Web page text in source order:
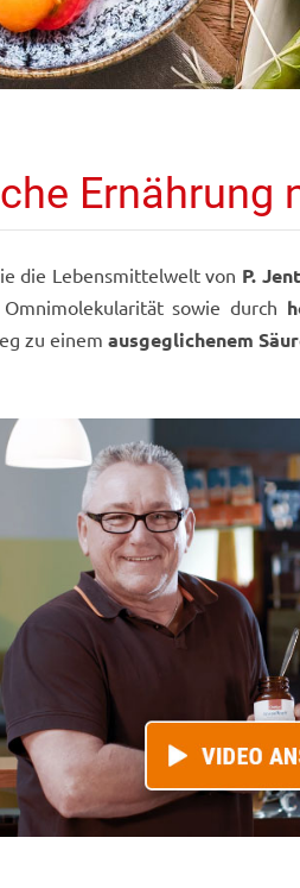
Ernährung
die Lebensmittelwelt von P.
sowie durch
zu einem ausgeglichenem